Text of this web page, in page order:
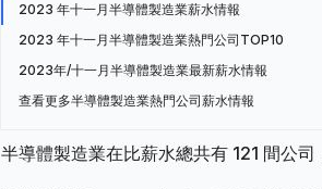
2023 年十一月半導體製造業薪水情報
2023 年十一月半導體製造業熱門公司TOP10
2023年/十一月半導體製造業最新薪水情報
查看更多半導體製造業熱門公司薪水情報
半導體製造業在比薪水總共有 121 間公